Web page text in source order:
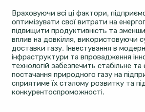
Враховуючи всі ці фактори,
оптимізувати свої витрати на
підвищити продуктивність та
вплив на довкілля, використовуючи
доставки газу. Інвестування в
інфраструктури та впровадження
технологій забезпечить стабільне
постачання природного газу на
сприятиме їх сталому розвитку та
конкурентоспроможності.